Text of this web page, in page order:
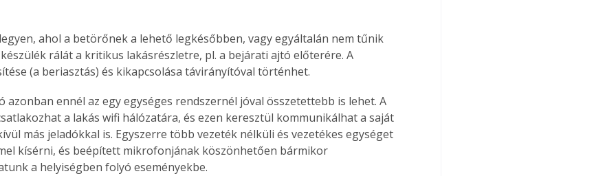
ahol a betörőnek a lehető legkésőbben, vagy egyáltalán nem tűnik
rálát a kritikus lakásrészletre, pl. a bejárati ajtó előterére. A
(a beriasztás) és kikapcsolása távirányítóval történhet.
azonban ennél az egy egységes rendszernél jóval összetettebb is lehet. A
a lakás wifi hálózatára, és ezen keresztül kommunikálhat a saját
más jeladókkal is. Egyszerre több vezeték nélküli és vezetékes egységet
kísérni, és beépített mikrofonjának köszönhetően bármikor
a helyiségben folyó eseményekbe.